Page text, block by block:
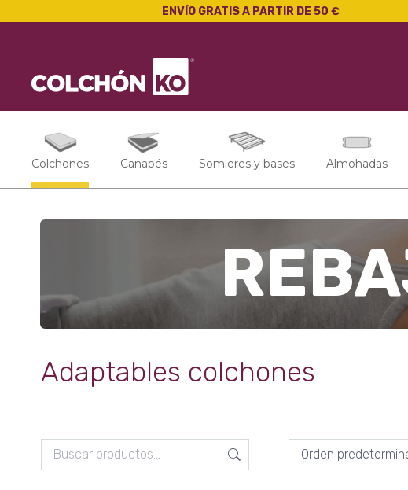
ENVÍO GRATIS A PARTIR DE 50 €
Colchones Canapés Somieres y bases Almohadas
Adaptables colchones